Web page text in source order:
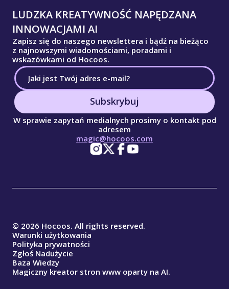
LUDZKA KREATYWNOŚĆ NAPĘDZANA
INNOWACJAMI AI
Zapisz się do naszego newslettera i bądź na bieżąco
z najnowszymi wiadomościami, poradami i
wskazówkami od Hocoos.
Subskrybuj
W sprawie zapytań medialnych prosimy o kontakt pod
adresem
magic@hocoos.com
© 2026 Hocoos. All rights reserved.
Warunki użytkowania
Polityka prywatności
Zgłoś Nadużycie
Baza Wiedzy
Magiczny kreator stron www oparty na AI.